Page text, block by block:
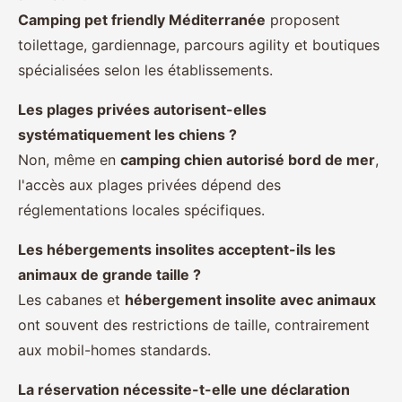
Camping pet friendly Méditerranée proposent
toilettage, gardiennage, parcours agility et boutiques
spécialisées selon les établissements.
Les plages privées autorisent-elles
systématiquement les chiens ?
Non, même en camping chien autorisé bord de mer,
l'accès aux plages privées dépend des
réglementations locales spécifiques.
Les hébergements insolites acceptent-ils les
animaux de grande taille ?
Les cabanes et hébergement insolite avec animaux
ont souvent des restrictions de taille, contrairement
aux mobil-homes standards.
La réservation nécessite-t-elle une déclaration